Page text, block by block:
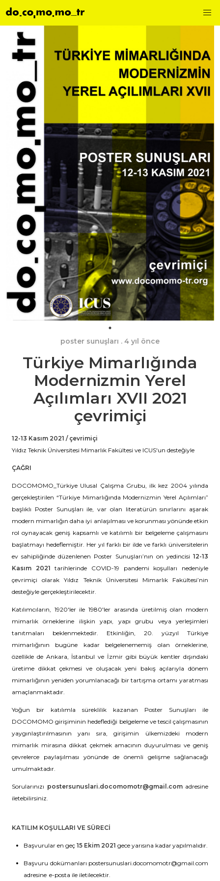
poster sunuşları . 4 yıl önce
Türkiye Mimarlığında
Modernizmin Yerel
Açılımları XVII 2021
çevrimiçi
12-13 Kasım 2021 / çevrimiçi
Yıldız Teknik Üniversitesi Mimarlık Fakültesi ve ICUS'un desteğiyle
ÇAĞRI
DOCOMOMO_Türkiye Ulusal Çalışma Grubu, ilk kez 2004 yılında
gerçekleştirilen “Türkiye Mimarlığında Modernizmin Yerel Açılımları”
başlıklı Poster Sunuşları ile, var olan literatürün sınırlarını aşarak
modern mimarlığın daha iyi anlaşılması ve korunması yönünde etkin
rol oynayacak geniş kapsamlı ve katılımlı bir belgeleme çalışmasını
başlatmayı hedeflemiştir. Her yıl farklı bir ilde ve farklı üniversitelerin
ev sahipliğinde düzenlenen Poster Sunuşları’nın on yedincisi 12-13
Kasım 2021 tarihlerinde COVID-19 pandemi koşulları nedeniyle
çevrimiçi olarak Yıldız Teknik Üniversitesi Mimarlık Fakültesi’nin
desteğiyle gerçekleştirilecektir.
Katılımcıların, 1920′ler ile 1980′ler arasında üretilmiş olan modern
mimarlık örneklerine ilişkin yapı, yapı grubu veya yerleşimleri
tanıtmaları beklenmektedir. Etkinliğin, 20. yüzyıl Türkiye
mimarlığının bugüne kadar belgelenememiş olan örneklerine,
özellikle de Ankara, İstanbul ve İzmir gibi büyük kentler dışındaki
üretime dikkat çekmesi ve oluşacak yeni bakış açılarıyla dönem
mimarlığının yeniden yorumlanacağı bir tartışma ortamı yaratması
amaçlanmaktadır.
Yoğun bir katılımla süreklilik kazanan Poster Sunuşları ile
DOCOMOMO girişiminin hedeflediği belgeleme ve tescil çalışmasının
yaygınlaştırılmasının yanı sıra, girişimin ülkemizdeki modern
mimarlık mirasına dikkat çekmek amacının duyurulması ve geniş
çevrelerce paylaşılması yönünde de önemli gelişme sağlanacağı
umulmaktadır.
Sorularınızı postersunuslari.docomomotr@gmail.comadresine
iletebilirsiniz.
KATILIM KOŞULLARI VE SÜRECİ
Başvurular en geç 15 Ekim 2021 gece yarısına kadar yapılmalıdır.
Başvuru dokümanları postersunuslari.docomomotr@gmail.com
adresine e-posta ile iletilecektir.